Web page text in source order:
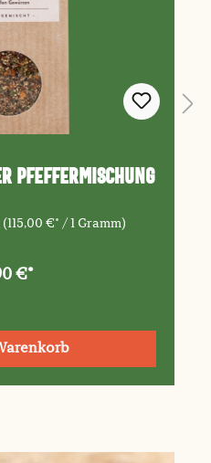
Pfeffermischung
(115,00 €* / 1 Gramm)
€*